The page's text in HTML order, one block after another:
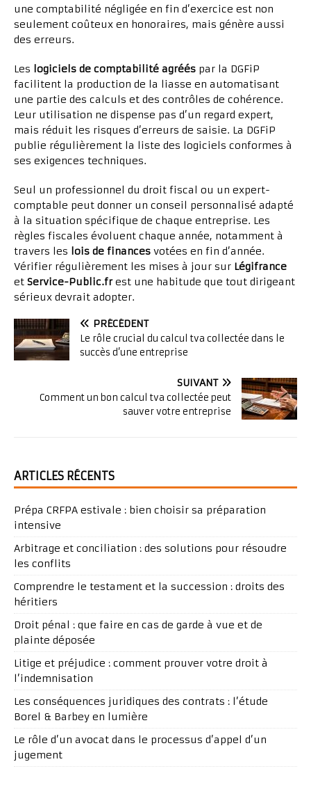
une comptabilité négligée en fin d’exercice est non
seulement coûteux en honoraires, mais génère aussi
des erreurs.
Les logiciels de comptabilité agréés par la DGFiP
facilitent la production de la liasse en automatisant
une partie des calculs et des contrôles de cohérence.
Leur utilisation ne dispense pas d’un regard expert,
mais réduit les risques d’erreurs de saisie. La DGFiP
publie régulièrement la liste des logiciels conformes à
ses exigences techniques.
Seul un professionnel du droit fiscal ou un expert-
comptable peut donner un conseil personnalisé adapté
à la situation spécifique de chaque entreprise. Les
règles fiscales évoluent chaque année, notamment à
travers les lois de finances votées en fin d’année.
Vérifier régulièrement les mises à jour sur Légifrance
et Service-Public.frest une habitude que tout dirigeant
sérieux devrait adopter.
PRÉCÉDENT
Le rôle crucial du calcul tva collectée dans le
succès d’une entreprise
SUIVANT
Comment un bon calcul tva collectée peut
sauver votre entreprise
ARTICLES RÉCENTS
Prépa CRFPA estivale : bien choisir sa préparation
intensive
Arbitrage et conciliation : des solutions pour résoudre
les conflits
Comprendre le testament et la succession : droits des
héritiers
Droit pénal : que faire en cas de garde à vue et de
plainte déposée
Litige et préjudice : comment prouver votre droit à
l’indemnisation
Les conséquences juridiques des contrats : l’étude
Borel & Barbey en lumière
Le rôle d’un avocat dans le processus d’appel d’un
jugement